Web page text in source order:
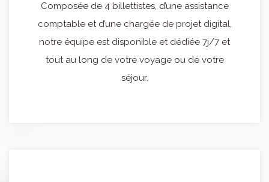
Composée de 4 billettistes, d’une assistance
comptable et d’une chargée de projet digital,
notre équipe est disponible et dédiée 7j/7 et
tout au long de votre voyage ou de votre
séjour.